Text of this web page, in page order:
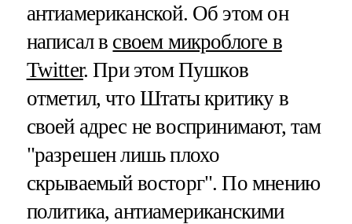
антиамериканской. Об этом он
написал в своем микроблоге в
Twitter. При этом Пушков
отметил, что Штаты критику в
своей адрес не воспринимают, там
"разрешен лишь плохо
скрываемый восторг". По мнению
политика, антиамериканскими